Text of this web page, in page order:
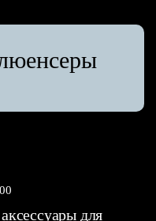
для